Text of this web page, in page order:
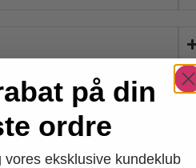
i denne kategori. Beklager
på din
ordre
vores eksklusive kundeklub